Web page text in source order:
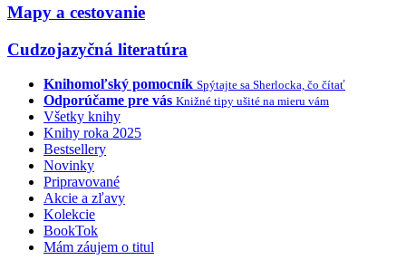
Mapy a cestovanie
Cudzojazyčná literatúra
Knihomoľský pomocník Spýtajte sa Sherlocka, čo čítať
Odporúčame pre vás Knižné tipy ušité na mieru vám
Všetky knihy
Knihy roka 2025
Bestsellery
Novinky
Pripravované
Akcie a zľavy
Kolekcie
BookTok
Mám záujem o titul